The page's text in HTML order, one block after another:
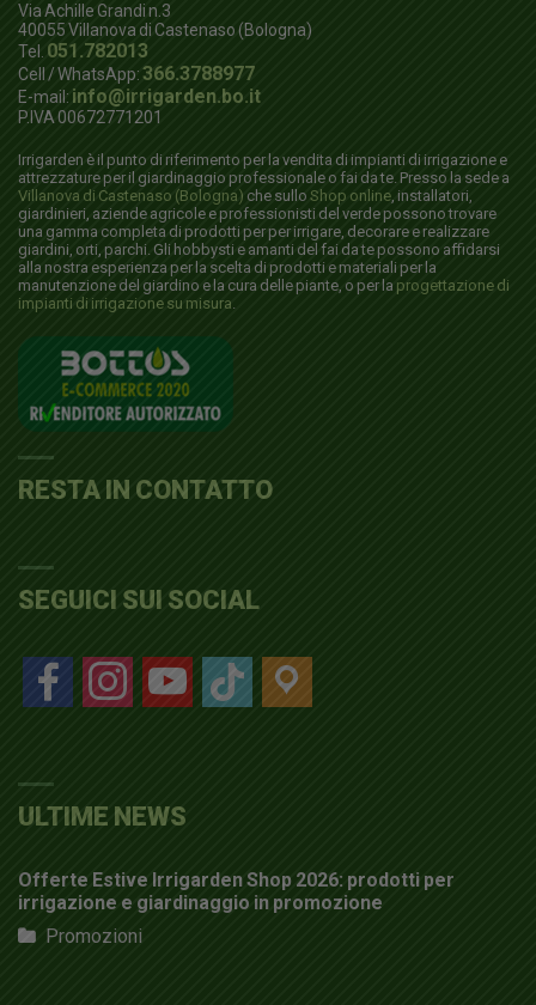
Via Achille Grandi n.3
40055Villanova di Castenaso (Bologna)
Tel. 051.782013
Cell / WhatsApp:366.3788977
E-mail: info@irrigarden.bo.it
P.IVA 00672771201
Irrigarden è il punto di riferimento per la vendita di impianti di irrigazione e
attrezzature per il giardinaggio professionale o fai da te. Presso la sede a
Villanova di Castenaso (Bologna) che sullo Shop online, installatori,
giardinieri, aziende agricole e professionisti del verde possono trovare
una gamma completa di prodotti per per irrigare, decorare e realizzare
giardini, orti, parchi. Gli hobbysti e amanti del fai da te possono affidarsi
alla nostra esperienza per la scelta di prodotti e materiali per la
manutenzione del giardino e la cura delle piante, o per la progettazione di
impianti di irrigazione su misura.
RESTA IN CONTATTO
SEGUICI SUI SOCIAL
facebookinstagramyoutube tiktok location
ULTIME NEWS
Offerte Estive Irrigarden Shop 2026: prodotti per
irrigazione e giardinaggio in promozione
Promozioni